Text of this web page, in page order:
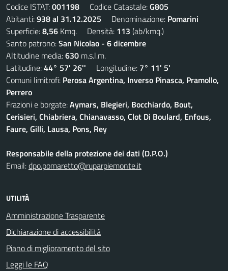
Codice ISTAT:001198 Codice Catastale:G805
Abitanti:938 al 31.12.2025 Denominazione: Pomarini
Superficie:8,56 Kmq. Densità: 113 (ab/kmq.)
Santo patrono:San Nicolao - 6 dicembre
Altitudine media:630 m.s.l.m.
Latitudine:44° 57' 26'' Longitudine: 7° 11' 5'
Comuni limitrofi: Perosa Argentina, Inverso Pinasca, Pramollo,
Perrero
Frazioni e borgate:Aymars, Blegieri, Bocchiardo, Bout,
Cerisieri, Chiabriera, Chianavasso, Clot Di Boulard, Enfous,
Faure, Gilli, Lausa, Pons, Rey
Responsabile della protezione dei dati (D.P.O.)
Email:dpo.pomaretto@ruparpiemonte.it
UTILITÀ
Amministrazione Trasparente
Dichiarazione di accessibilità
Piano di miglioramento del sito
Leggi le FAQ